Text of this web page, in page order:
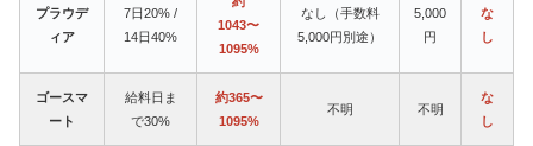
プラウデ
ィア
7日20% /
14日40%
1043〜
1095%
なし（手数料
5,000円別途）
5,000
円
な
し
ゴースマ
ート
給料日ま
で30%
約365〜
1095%
不明 不明
な
し